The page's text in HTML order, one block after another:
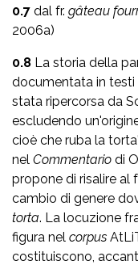
0.7 dal fr. gâteau
2006a)
0.8 La storia della
documentata in testi
stata ripercorsa da
escludendo
cioè che ruba la
nel Commentario di
propone di risalire al
cambio di genere
torta. La locuzione
figura nel corpus
costituiscono,